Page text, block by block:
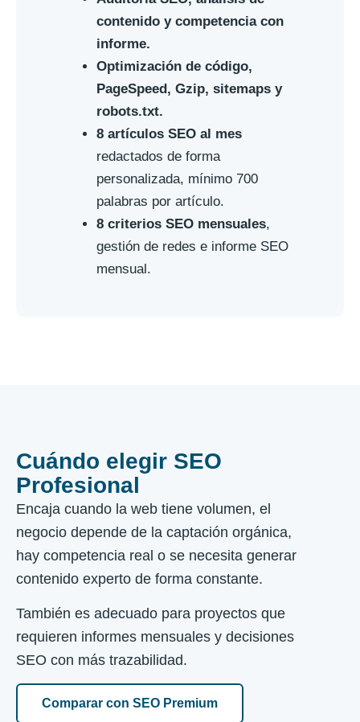
contenido y competencia con
informe.
Optimización de código,
PageSpeed, Gzip, sitemaps y
robots.txt.
8 artículos SEO al mes
redactados de forma
personalizada, mínimo 700
palabras por artículo.
8 criterios SEO mensuales,
gestión de redes e informe SEO
mensual.
Cuándo elegir SEO
Profesional
Encaja cuando la web tiene volumen, el
negocio depende de la captación orgánica,
hay competencia real o se necesita generar
contenido experto de forma constante.
También es adecuado para proyectos que
requieren informes mensuales y decisiones
SEO con más trazabilidad.
Comparar con SEO Premium